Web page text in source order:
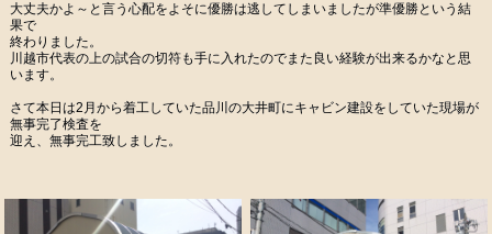
大丈夫かよ～と言う心配をよそに優勝は逃してしまいましたが準優勝という結
果で
終わりました。
川越市代表の上の試合の切符も手に入れたのでまた良い経験が出来るかなと思
います。
さて本日は2月から着工していた品川の大井町にキャビン建設をしていた現場が
無事完了検査を
迎え、無事完工致しました。